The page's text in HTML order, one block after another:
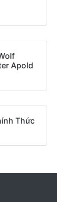
Apold
Thức